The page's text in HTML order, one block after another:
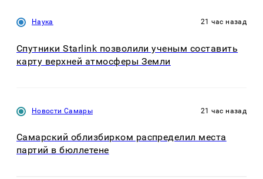
Наука 21 час назад
Спутники Starlink позволили ученым составить
карту верхней атмосферы Земли
Новости Самары 21 час назад
Самарский облизбирком распределил места
партий в бюллетене